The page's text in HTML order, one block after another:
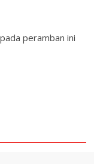
peramban ini